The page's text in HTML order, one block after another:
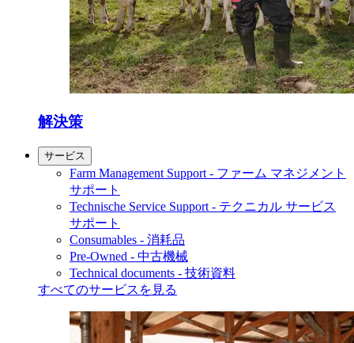
解決策
サービス
Farm Management Support - ファーム マネジメント
サポート
Technische Service Support - テクニカル サービス
サポート
Consumables - 消耗品
Pre-Owned - 中古機械
Technical documents - 技術資料
すべてのサービスを見る